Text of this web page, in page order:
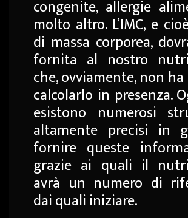
congenite, allergie
molto altro. L’IMC, e
di massa corporea,
fornita al nostro
che, ovviamente, non
calcolarlo in presenza. O
esistono numerosi
altamente precisi in
fornire queste
grazie ai quali il
avrà un numero di
dai quali iniziare.